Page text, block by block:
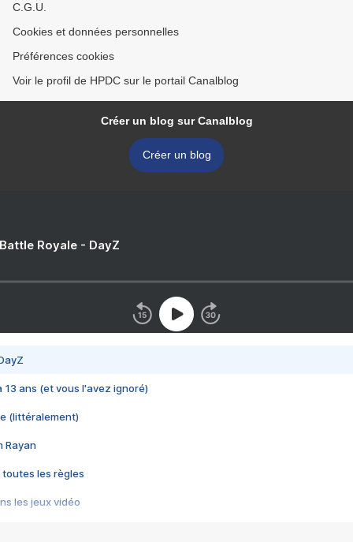
C.G.U.
Cookies et données personnelles
Préférences cookies
Voir le profil de HPDC sur le portail Canalblog
Créer un blog sur Canalblog
Créer un blog
Royale - DayZ
13 ans (et vous l'avez ignoré)
(littéralement)
Rayan
toutes les règles
les jeux vidéo